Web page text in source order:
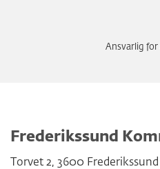
Ansvarlig for
Frederikssund
Torvet 2, 3600 Frederikssund